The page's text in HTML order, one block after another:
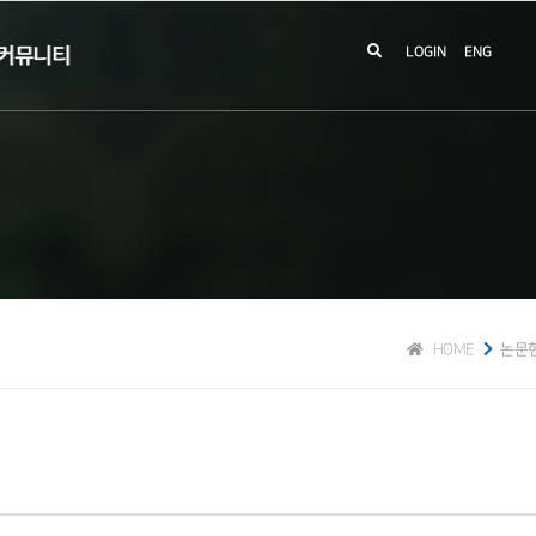
뮤니티 LOGIN ENG
논문
HOME